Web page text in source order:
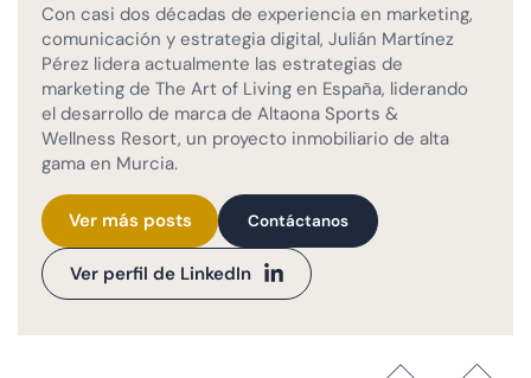
Con casi dos décadas de experiencia en marketing,
comunicación y estrategia digital, Julián Martínez
Pérez lidera actualmente las estrategias de
marketing de The Art of Living en España, liderando
el desarrollo de marca de Altaona Sports &
Wellness Resort, un proyecto inmobiliario de alta
gama en Murcia.
Ver más posts Contáctanos
Ver perfil de LinkedIn